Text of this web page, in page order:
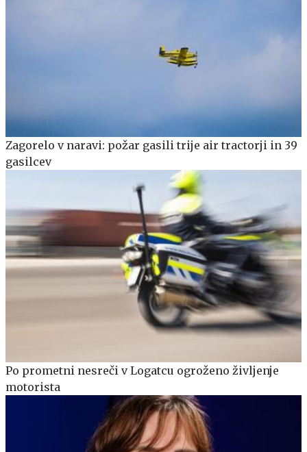
Zagorelo v naravi: požar gasili trije air tractorji in 39
gasilcev
Po prometni nesreči v Logatcu ogroženo življenje
motorista